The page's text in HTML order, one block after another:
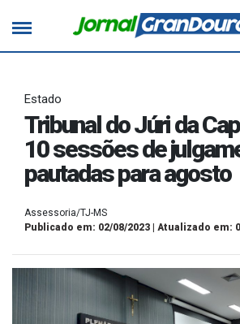
Estado
Tribunal do Júri da
10 sessões de
pautadas para agosto
Assessoria/TJ-MS
Publicado em: 02/08/2023 | Atualizado em: